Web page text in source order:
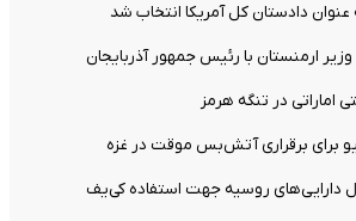
دادستان کل آمریکا انتخاب شد
ارمنستان با رئیس جمهور آذربایجان
در تنگه هرمز
برای برقراری آتش‌بس موقت در غزه
دارایی‌های روسیه جهت استفاده کی‌یف